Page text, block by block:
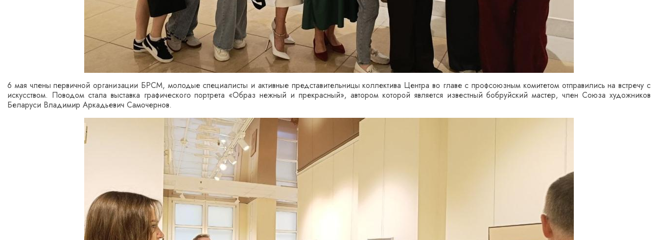
6 мая члены первичной организации БРСМ, молодые специалисты и активные представительницы коллектива Центра во главе с профсоюзным комитетом отправились на встречу с
искусством. Поводом стала выставка графического портрета «Образ нежный и прекрасный», автором которой является известный бобруйский мастер, член Союза художников
Беларуси Владимир Аркадьевич Самочернов.